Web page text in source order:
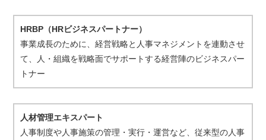
HRBP（HRビジネスパートナー）
事業成長のために、経営戦略と人事マネジメントを連動させ
て、人・組織を戦略面でサポートする経営陣のビジネスパー
トナー
人材管理エキスパート
人事制度や人事施策の管理・実行・運営など、従来型の人事